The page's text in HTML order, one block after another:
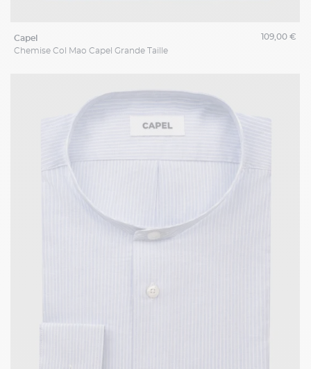
capel
Chemise Col Mao Capel Grande Taille
109,00 €